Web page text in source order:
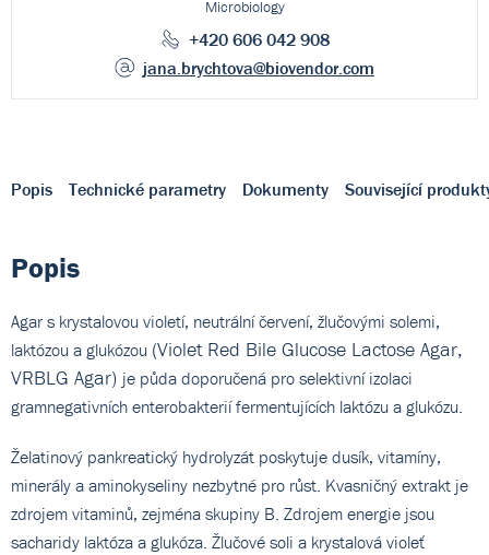
Microbiology
+420 606 042 908
jana.brychtova@biovendor.com
Popis Technické parametry Dokumenty Související
Popis
Agar s krystalovou violetí, neutrální červení, žlučovými solemi,
laktózou a glukózou (Violet Red Bile Glucose Lactose Agar,
VRBLG Agar) je půda doporučená pro selektivní izolaci
gramnegativních enterobakterií fermentujících laktózu a glukózu.
Želatinový pankreatický hydrolyzát poskytuje dusík, vitamíny,
minerály a aminokyseliny nezbytné pro růst. Kvasničný extrakt je
zdrojem vitaminů, zejména skupiny B. Zdrojem energie jsou
sacharidy laktóza a glukóza. Žlučové soli a krystalová violeť